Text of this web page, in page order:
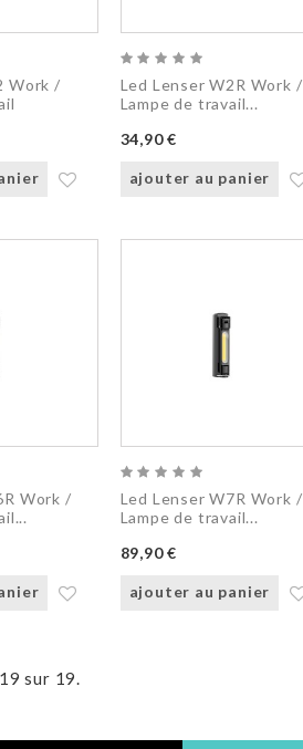
Work /
Led Lenser W2R Work /
Lampe de travail...
34,90 €
ajouter au panier
Work /
Led Lenser W7R Work /
Lampe de travail...
89,90 €
ajouter au panier
sur 19.